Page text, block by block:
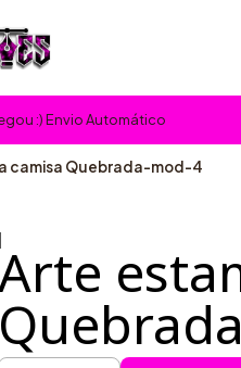
:) Envio Automático
camisa Quebrada-mod-4